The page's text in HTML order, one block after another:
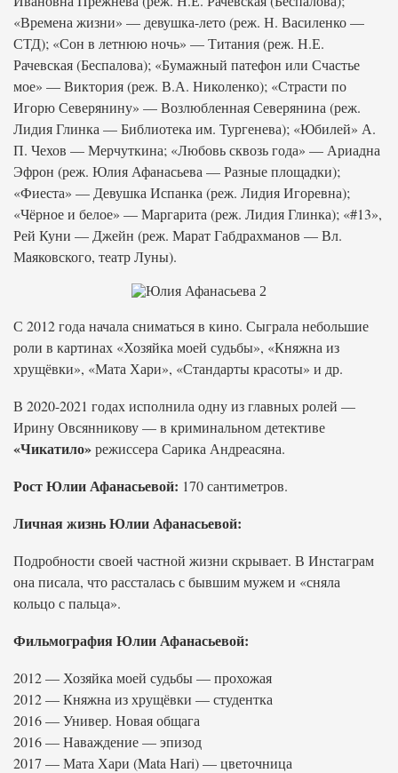
«Времена жизни» — девушка-лето (реж. Н. Василенко —
СТД); «Сон в летнюю ночь» — Титания (реж. Н.Е.
Рачевская (Беспалова); «Бумажный патефон или Счастье
мое» — Виктория (реж. В.А. Николенко); «Страсти по
Игорю Северянину» — Возлюбленная Северянина (реж.
Лидия Глинка — Библиотека им. Тургенева); «Юбилей» А.
П. Чехов — Мерчуткина; «Любовь сквозь года» — Ариадна
Эфрон (реж. Юлия Афанасьева — Разные площадки);
«Фиеста» — Девушка Испанка (реж. Лидия Игоревна);
«Чёрное и белое» — Маргарита (реж. Лидия Глинка); «#13»,
Рей Куни — Джейн (реж. Марат Габдрахманов — Вл.
Маяковского, театр Луны).
С 2012 года начала сниматься в кино. Сыграла небольшие
роли в картинах «Хозяйка моей судьбы», «Княжна из
хрущёвки», «Мата Хари», «Стандарты красоты» и др.
В 2020-2021 годах исполнила одну из главных ролей —
Ирину Овсянникову — в криминальном детективе
«Чикатило»режиссера Сарика Андреасяна.
Рост Юлии Афанасьевой: 170 сантиметров.
Личная жизнь Юлии Афанасьевой:
Подробности своей частной жизни скрывает. В Инстаграм
она писала, что рассталась с бывшим мужем и «сняла
кольцо с пальца».
Фильмография Юлии Афанасьевой:
2012 — Хозяйка моей судьбы — прохожая
2012 — Княжна из хрущёвки — студентка
2016 — Универ. Новая общага
2016 — Наваждение — эпизод
2017 — Мата Хари (Mata Hari) — цветочница